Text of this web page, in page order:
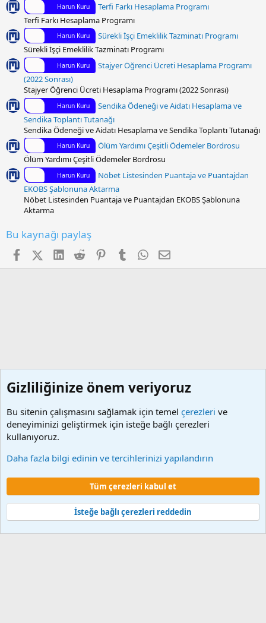
Harun Kuru
Terfi Farkı Hesaplama Programı
Terfi Farkı Hesaplama Programı
Harun Kuru
Sürekli İşçi Emeklilik Tazminatı Programı
Sürekli İşçi Emeklilik Tazminatı Programı
Harun Kuru
Stajyer Öğrenci Ücreti Hesaplama Programı
(2022 Sonrası)
Stajyer Öğrenci Ücreti Hesaplama Programı (2022 Sonrası)
Harun Kuru
Sendika Ödeneği ve Aidatı Hesaplama ve
Sendika Toplantı Tutanağı
Sendika Ödeneği ve Aidatı Hesaplama ve Sendika Toplantı Tutanağı
Harun Kuru
Ölüm Yardımı Çeşitli Ödemeler Bordrosu
Ölüm Yardımı Çeşitli Ödemeler Bordrosu
Harun Kuru
Nöbet Listesinden Puantaja ve Puantajdan
EKOBS Şablonuna Aktarma
Nöbet Listesinden Puantaja ve Puantajdan EKOBS Şablonuna
Aktarma
Bu kaynağı paylaş
FacebookX (Twitter)
LinkedIn
Reddit PinterestTumblr WhatsApp
E-posta
Çerezler
Şartlar ve kurallar
Gizlilik politikası Yardım Ana sayfa
Community platform by XenForo © 2010-2024 XenForo Ltd.
Türkçe yama 🇹🇷 [XGT] Yazılım ve web hizmetleri 2014-2024
Gizliliğinize önem veriyoruz
Bu sitenin çalışmasını sağlamak için temel çerezleri ve
deneyiminizi geliştirmek için isteğe bağlı çerezleri
kullanıyoruz.
Daha fazla bilgi edinin ve tercihlerinizi yapılandırın
Tüm çerezleri kabul et
İsteğe bağlı çerezleri reddedin